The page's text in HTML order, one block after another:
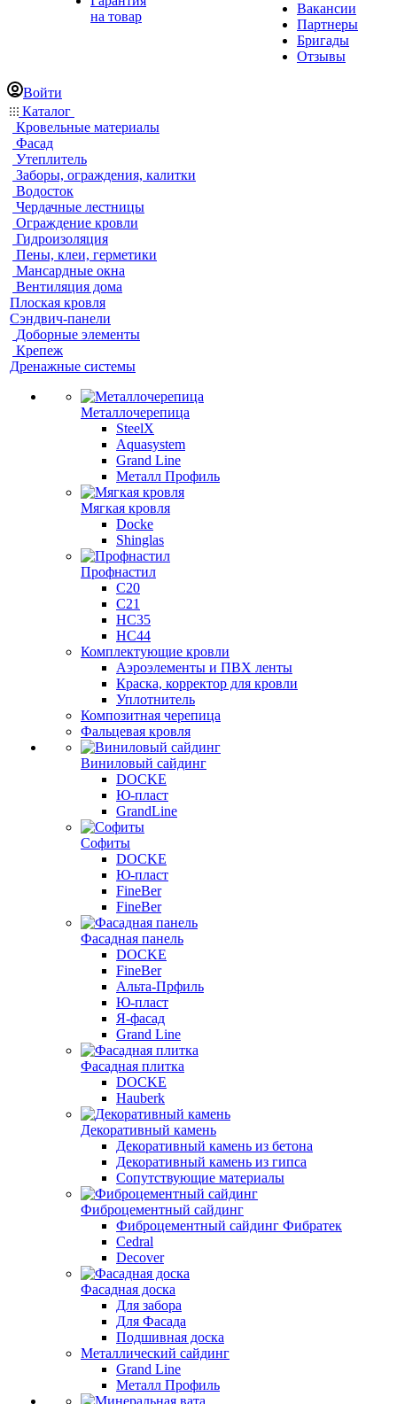
на товар
Вакансии
Партнеры
Бригады
Отзывы
Войти
Каталог
Кровельные материалы
Фасад
Утеплитель
Заборы, ограждения, калитки
Водосток
Чердачные лестницы
Ограждение кровли
Гидроизоляция
Пены, клеи, герметики
Мансардные окна
Вентиляция дома
Плоская кровля
Сэндвич-панели
Доборные элементы
Крепеж
Дренажные системы
Металлочерепица
SteelX
Aquasystem
Grand Line
Металл Профиль
Мягкая кровля
Docke
Shinglas
Профнастил
C20
C21
НС35
НС44
Комплектующие кровли
Аэроэлементы и ПВХ ленты
Краска, корректор для кровли
Уплотнитель
Композитная черепица
Фальцевая кровля
Виниловый сайдинг
DOCKE
Ю-пласт
GrandLine
Софиты
DOCKE
Ю-пласт
FineBer
FineBer
Фасадная панель
DOCKE
FineBer
Альта-Прфиль
Ю-пласт
Я-фасад
Grand Line
Фасадная плитка
DOCKE
Hauberk
Декоративный камень
Декоративный камень из бетона
Декоративный камень из гипса
Сопутствующие материалы
Фиброцементный сайдинг
Фиброцементный сайдинг Фибратек
Cedral
Decover
Фасадная доска
Для забора
Для Фасада
Подшивная доска
Металлический сайдинг
Grand Line
Металл Профиль